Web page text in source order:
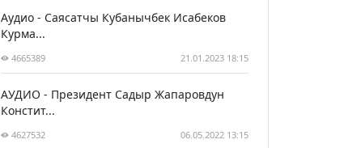
Аудио - Саясатчы Кубанычбек Исабеков
Курма...
4665389 21.01.2023 18:15
АУДИО - Президент Садыр Жапаровдун
Констит...
4627532 06.05.2022 13:15